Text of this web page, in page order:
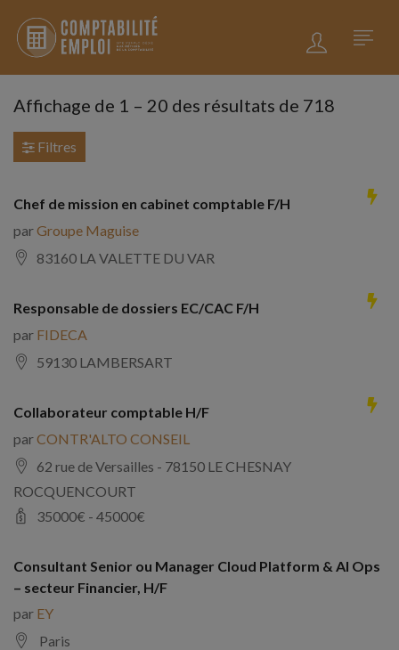
Affichage de 1 – 20 des résultats de 718
Filtres
Chef de mission en cabinet comptable F/H
parGroupe Maguise
83160 LA VALETTE DU VAR
Responsable de dossiers EC/CAC F/H
par FIDECA
59130 LAMBERSART
Collaborateur comptable H/F
parCONTR'ALTO CONSEIL
62 rue de Versailles - 78150 LE CHESNAY
ROCQUENCOURT
35000€ - 45000€
Consultant Senior ou Manager Cloud Platform & AI Ops
– secteur Financier, H/F
par EY
Paris